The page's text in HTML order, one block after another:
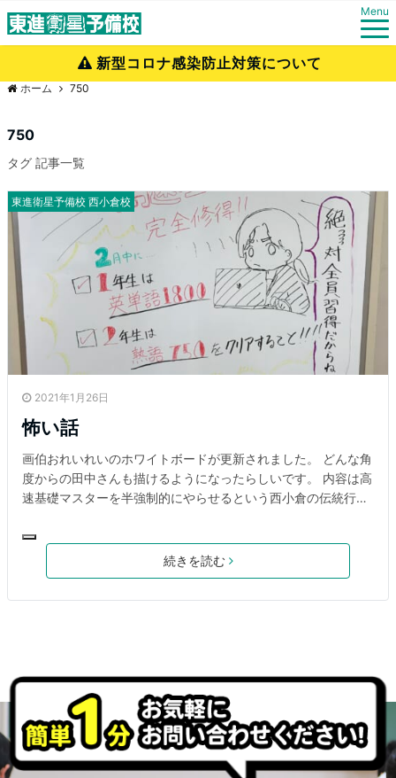
Menu
新型コロナ感染防止対策について
ホーム 750
750
タグ 記事一覧
東進衛星予備校 西小倉校
2021年1月26日
怖い話
画伯おれいれいのホワイトボードが更新されました。 どんな角
度からの田中さんも描けるようになったらしいです。 内容は高
速基礎マスターを半強制的にやらせるという西小倉の伝統行事
た？？」とスタッフから迫られる嫌〜な期間です。これが本当
のプレッシャースタディです（Qさまのコーナーより）。都市
伝説ですが1800をクリアせずに西小倉を卒業した生徒は毎晩の
続きを読む